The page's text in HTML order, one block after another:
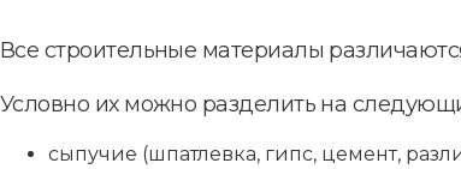
Все строительные материалы
Условно их можно разделить на
сыпучие (шпатлевка, гипс, цемент,